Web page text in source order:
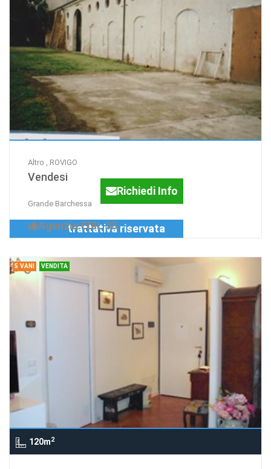
Altro , ROVIGO
Vendesi
Grande Barchessa
Richiedi Info
Agenzia:EDIL 33
trattativa riservata
5 VANI VENDITA
120m2